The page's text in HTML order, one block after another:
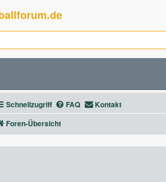
Schnellzugriff FAQ Kontakt
Foren-Übersicht